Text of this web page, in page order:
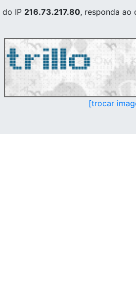
do IP 216.73.217.80, responda ao
[trocar